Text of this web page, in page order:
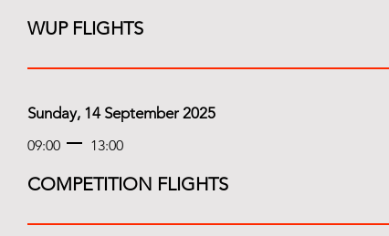
WUP FLIGHTS
Sunday, 14 September 2025
09:00 13:00
COMPETITION FLIGHTS